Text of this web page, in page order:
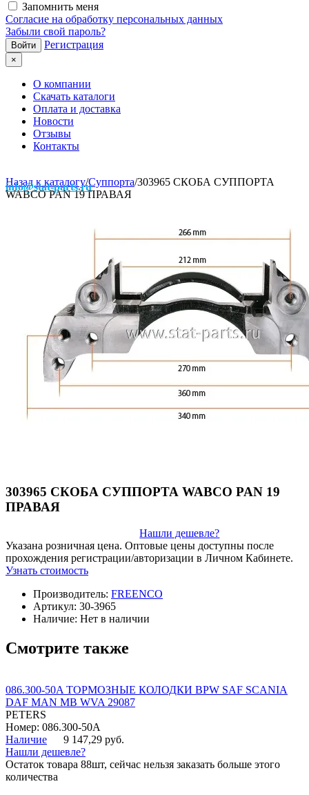
Запомнить меня
Согласие на обработку персональных данных
Забыли свой пароль?
Регистрация
×
О компании
Скачать каталоги
Оплата и доставка
Новости
Отзывы
Контакты
info@stat-parts.ru
Назад к каталогу/Суппорта/303965 СКОБА СУППОРТА
WABCO PAN 19 ПРАВАЯ
303965 СКОБА СУППОРТА WABCO PAN 19
ПРАВАЯ
Нашли дешевле?
Указана розничная цена. Оптовые цены доступны после
прохождения регистрации/авторизации в Личном Кабинете.
Узнать стоимость
Производитель: FREENCO
Артикул: 30-3965
Наличие: Нет в наличии
Смотрите также
086.300-50A ТОРМОЗНЫЕ КОЛОДКИ BPW SAF SCANIA
DAF MAN MB WVA 29087
PETERS
Номер: 086.300-50A
Наличие
9 147,29 руб.
Нашли дешевле?
Остаток товара 88шт, сейчас нельзя заказать больше этого
количества